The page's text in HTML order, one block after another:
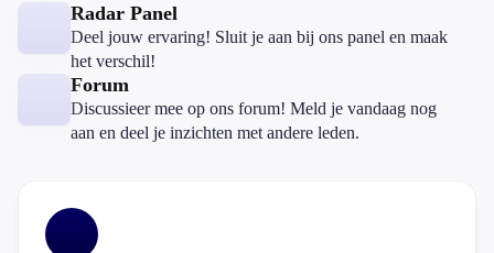
Radar Panel
Deel jouw ervaring! Sluit je aan bij ons panel en maak
het verschil!
Forum
Discussieer mee op ons forum! Meld je vandaag nog
aan en deel je inzichten met andere leden.